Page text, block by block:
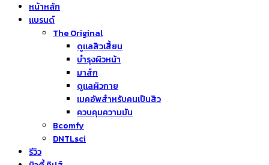
หน้าหลัก
แบรนด์
The Original
ดูแลสิวเสี้ยน
บำรุงผิวหน้า
มาส์ก
ดูแลผิวกาย
เมคอัพสำหรับคนเป็นสิว
ควบคุมความมัน
Bcomfy
DNTLsci
รีวิว